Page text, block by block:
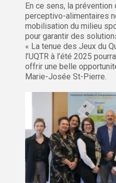
En ce sens, la
perceptivo-alimentaires
mobilisation du milieu
pour garantir des
« La tenue des Jeux du
l’UQTR à l’été 2025
offrir une belle
Marie-Josée St-Pierre.